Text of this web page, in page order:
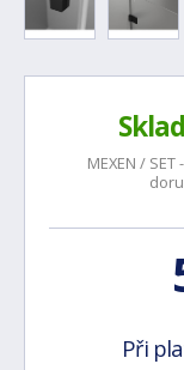
MEXEN /
Při